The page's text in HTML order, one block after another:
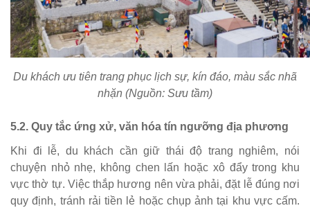
Du khách ưu tiên trang phục lịch sự, kín đáo, màu sắc nhã
nhặn (Nguồn: Sưu tầm)
5.2. Quy tắc ứng xử, văn hóa tín ngưỡng địa phương
Khi đi lễ, du khách cần giữ thái độ trang nghiêm, nói
chuyện nhỏ nhẹ, không chen lấn hoặc xô đẩy trong khu
vực thờ tự. Việc thắp hương nên vừa phải, đặt lễ đúng nơi
quy định, tránh rải tiền lẻ hoặc chụp ảnh tại khu vực cấm.